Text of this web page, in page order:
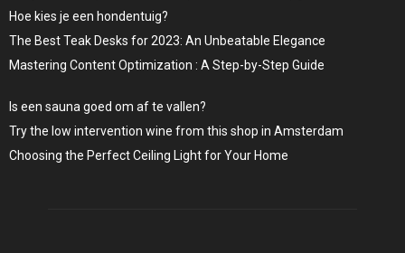
Hoe kies je een hondentuig?
The Best Teak Desks for 2023: An Unbeatable Elegance
Mastering Content Optimization : A Step-by-Step Guide
Is een sauna goed om af te vallen?
Try the low intervention wine from this shop in Amsterdam
Choosing the Perfect Ceiling Light for Your Home